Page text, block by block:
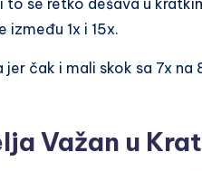
se retko dešava u
1x i 15x.
čak i mali skok sa 7x
Važan u